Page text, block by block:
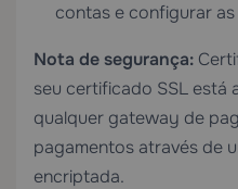
contas e configurar
Nota de segurança:
seu certificado SSL está
qualquer gateway de
pagamentos através de
encriptada.